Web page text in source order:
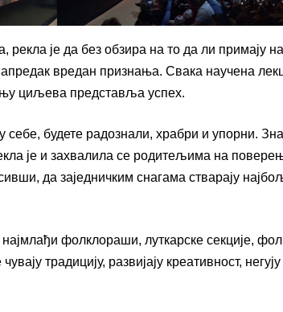
рекла је да без обзира на то да ли примају
вредан признања. Свака научена
циљева представља успех.
себе, будете радознали, храбри и упорни.
је и захвалила се родитељима на
да заједничким снагама стварају
фолклораши, луткарске секције,
чувају традицију, развијају креативност,